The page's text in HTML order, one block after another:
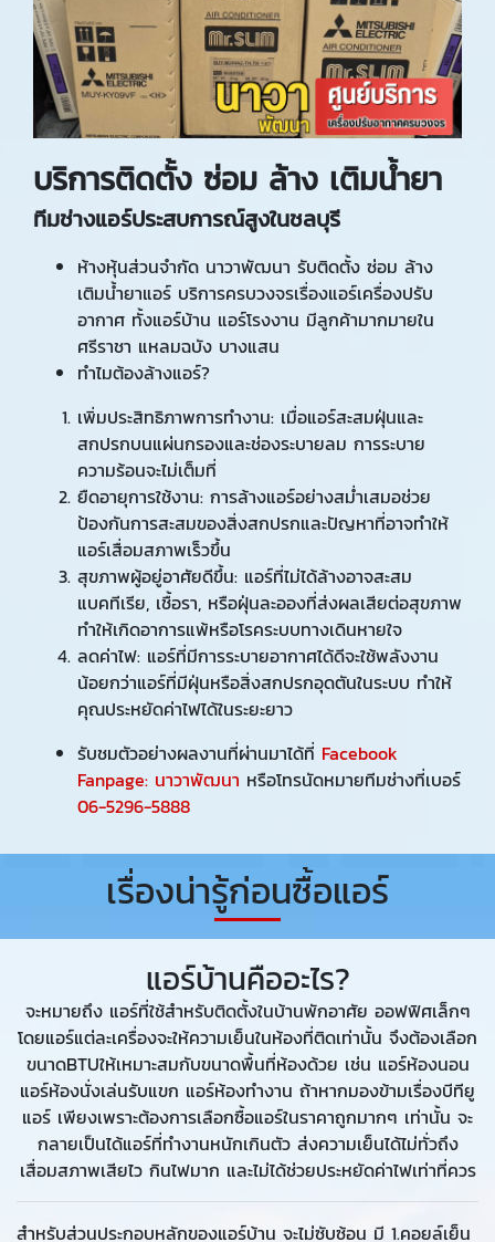
บริการติดตั้ง ซ่อม ล้าง เติมน้ำยา
ทีมช่างแอร์ประสบการณ์สูงในชลบุรี
ห้างหุ้นส่วนจำกัด นาวาพัฒนา รับติดตั้ง ซ่อม ล้าง
เติมน้ำยาแอร์ บริการครบวงจรเรื่องแอร์เครื่องปรับ
อากาศ ทั้งแอร์บ้าน แอร์โรงงาน มีลูกค้ามากมายใน
ศรีราชา แหลมฉบัง บางแสน
ทำไมต้องล้างแอร์?
เพิ่มประสิทธิภาพการทำงาน: เมื่อแอร์สะสมฝุ่นและ
สกปรกบนแผ่นกรองและช่องระบายลม การระบาย
ความร้อนจะไม่เต็มที่
ยืดอายุการใช้งาน: การล้างแอร์อย่างสม่ำเสมอช่วย
ป้องกันการสะสมของสิ่งสกปรกและปัญหาที่อาจทำให้
แอร์เสื่อมสภาพเร็วขึ้น
สุขภาพผู้อยู่อาศัยดีขึ้น: แอร์ที่ไม่ได้ล้างอาจสะสม
แบคทีเรีย, เชื้อรา, หรือฝุ่นละอองที่ส่งผลเสียต่อสุขภาพ
ทำให้เกิดอาการแพ้หรือโรคระบบทางเดินหายใจ
ลดค่าไฟ: แอร์ที่มีการระบายอากาศได้ดีจะใช้พลังงาน
น้อยกว่าแอร์ที่มีฝุ่นหรือสิ่งสกปรกอุดตันในระบบ ทำให้
คุณประหยัดค่าไฟได้ในระยะยาว
รับชมตัวอย่างผลงานที่ผ่านมาได้ที่ Facebook
Fanpage: นาวาพัฒนา หรือโทรนัดหมายทีมช่างที่เบอร์
06-5296-5888
เรื่องน่ารู้ก่อนซื้อแอร์
แอร์บ้านคืออะไร?
จะหมายถึง แอร์ที่ใช้สำหรับติดตั้งในบ้านพักอาศัย ออฟฟิศเล็กๆ
โดยแอร์แต่ละเครื่องจะให้ความเย็นในห้องที่ติดเท่านั้น จึงต้องเลือก
ขนาดBTUให้เหมาะสมกับขนาดพื้นที่ห้องด้วย เช่น แอร์ห้องนอน
แอร์ห้องนั่งเล่นรับแขก แอร์ห้องทำงาน ถ้าหากมองข้ามเรื่องบีทียู
แอร์ เพียงเพราะต้องการเลือกซื้อแอร์ในราคาถูกมากๆ เท่านั้น จะ
กลายเป็นได้แอร์ที่ทำงานหนักเกินตัว ส่งความเย็นได้ไม่ทั่วถึง
เสื่อมสภาพเสียไว กินไฟมาก และไม่ได้ช่วยประหยัดค่าไฟเท่าที่ควร
สำหรับส่วนประกอบหลักของแอร์บ้าน จะไม่ซับซ้อน มี 1.คอยล์เย็น